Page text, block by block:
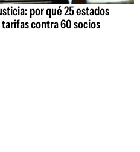
por qué 25 estados
contra 60 socios